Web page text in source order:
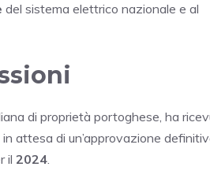
del sistema elettrico nazionale e al
di proprietà portoghese, ha
attesa di un’approvazione
il 2024.